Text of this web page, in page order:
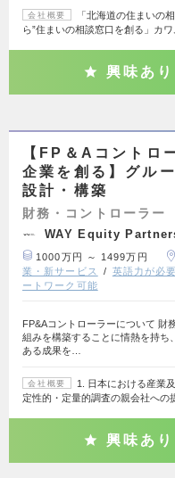
会社概要
「北海道の住まいの
ら”住まいの相談窓口を創る」カ
興味あり
【FP＆Aコントロ
企業を創る】グル
設計・構築
財務・コントローラー
WAY Equity
1000万円 ～ 1499万円
業・新サービス
英語力が必要
ートワーク可能
FP&Aコントローラーについて 財
組みを構築することに情熱を持ち
ある成果を…
会社概要
1. 日本における産業
定性的・定量的調査の親会社への
興味あり